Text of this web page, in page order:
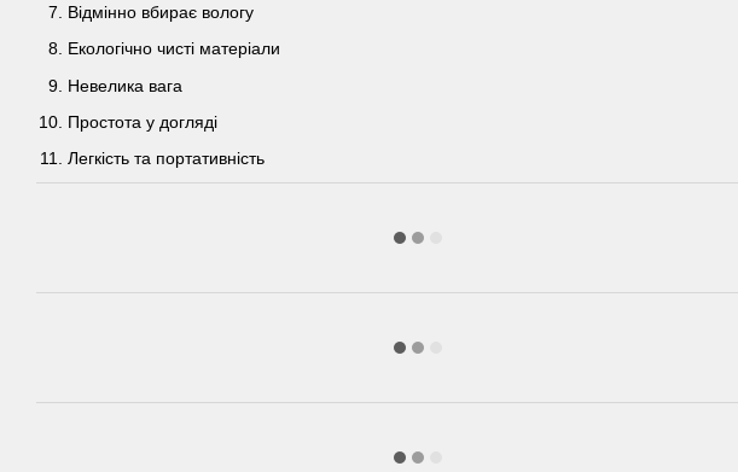
Відмінно вбирає вологу
Екологічно чисті матеріали
Невелика вага
Простота у догляді
Легкість та портативність